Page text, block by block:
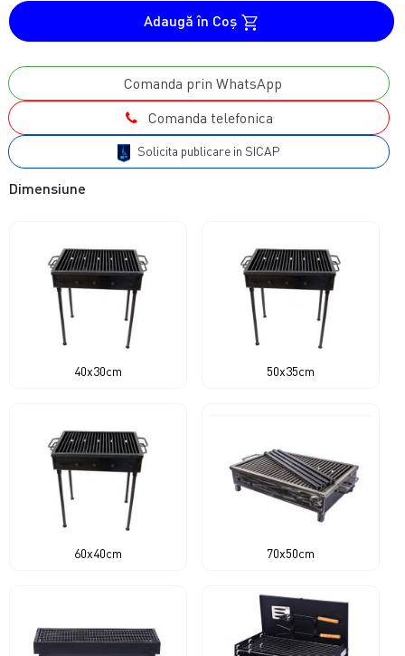
Adaugă în Coş
Comanda prin WhatsApp
Comanda telefonica
Solicita publicare in SICAP
Dimensiune
40x30cm 50x35cm
60x40cm 70x50cm